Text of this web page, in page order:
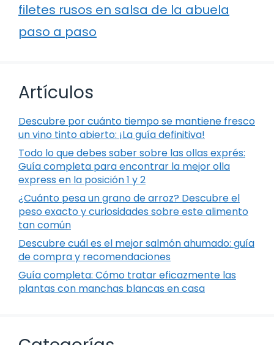
filetes rusos en salsa de la abuela
paso a paso
Artículos
Descubre por cuánto tiempo se mantiene fresco
un vino tinto abierto: ¡La guía definitiva!
Todo lo que debes saber sobre las ollas exprés:
Guía completa para encontrar la mejor olla
express en la posición 1 y 2
¿Cuánto pesa un grano de arroz? Descubre el
peso exacto y curiosidades sobre este alimento
tan común
Descubre cuál es el mejor salmón ahumado: guía
de compra y recomendaciones
Guía completa: Cómo tratar eficazmente las
plantas con manchas blancas en casa